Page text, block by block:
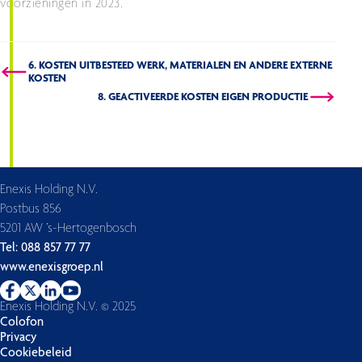
voorzieningen in 2023.
8. GEACTIVEERDE KOSTEN EIGEN PRODUCTIE
6. KOSTEN UITBESTEED WERK, MATERIALEN EN ANDERE EXTERNE
KOSTEN
Enexis Holding N.V.
Postbus 856
5201 AW ’s-Hertogenbosch
Tel: 088 857 77 77
www.enexisgroep.nl
Enexis Holding N.V. © 2025
Colofon
Privacy
Cookiebeleid